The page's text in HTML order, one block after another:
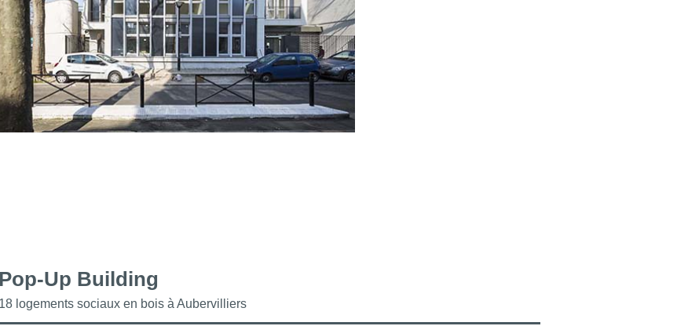
Pop-Up Building
18 logements sociaux en bois à Aubervilliers